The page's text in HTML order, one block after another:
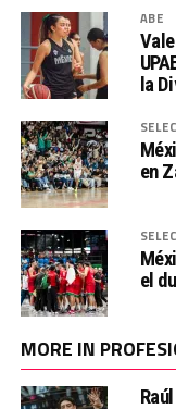
ABE
la
en
el
MORE IN